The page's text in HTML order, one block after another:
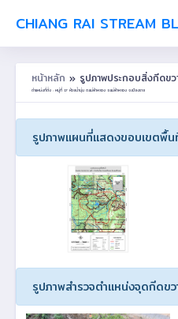
CHIANG RAI STREAM
หน้าหลัก » รูปภาพประกอบสิ่งกีดข
ตำแหน่งที่ตั้ง : หมู่ที่ 17 ห้วยน้ำขุ่น ต.แม่ฟ้าหลวง อ.แม่ฟ้าหลวง จ.เชียงราย
รูปภาพแผนที่แสดงขอบเขตพื้น
รูปภาพสำรวจตำแหน่งจุดกีดขว